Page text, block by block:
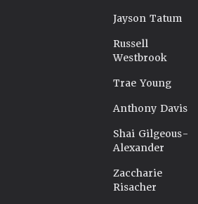
Jayson Tatum
Russell
Westbrook
Trae Young
Anthony Davis
Shai Gilgeous-
Alexander
Zaccharie
Risacher